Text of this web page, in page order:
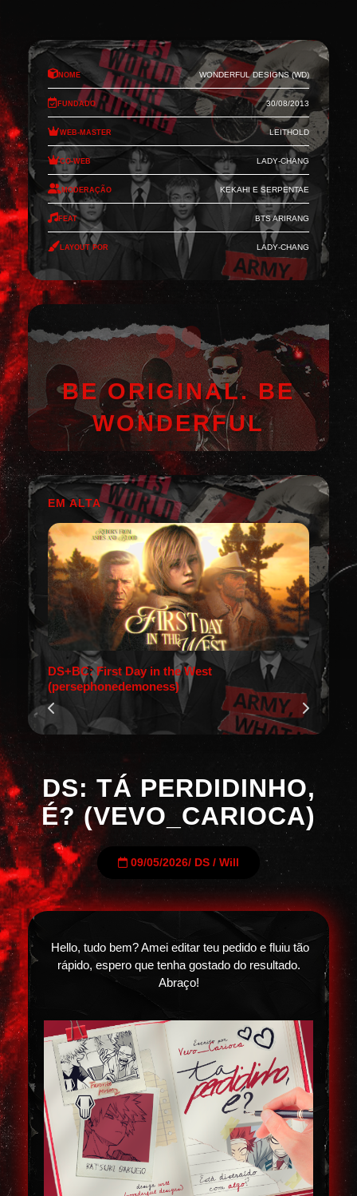
Nome Wonderful Designs (WD)
Fundado 30/08/2013
Web-Master Leithold
Co-Web Lady-Chang
Moderação Kekahi e Serpentae
Feat BTS Arirang
Layout por Lady-Chang
BE ORIGINAL. BE
WONDERFUL
EM ALTA
DS+BC: First Day in the West
(persephonedemoness)
DS: TÁ PERDIDINHO,
É? (VEVO_CARIOCA)
09/05/2026/ DS / Will
Hello, tudo bem? Amei editar teu pedido e fluiu tão
rápido, espero que tenha gostado do resultado.
Abraço!